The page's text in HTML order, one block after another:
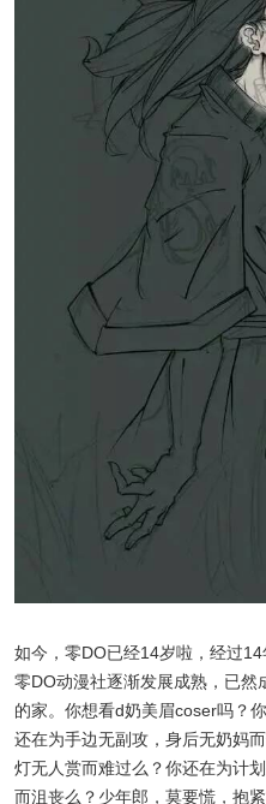
如今，零DO已经14岁啦，经过
零DO动漫社逐渐发展成熟，已然
的家。你想看d奶美眉coser吗？
还在为手边无副攻，身后无奶妈
灯无人赏而难过么？你还在为计
而沮丧么？少年郎，莫要慌，抱